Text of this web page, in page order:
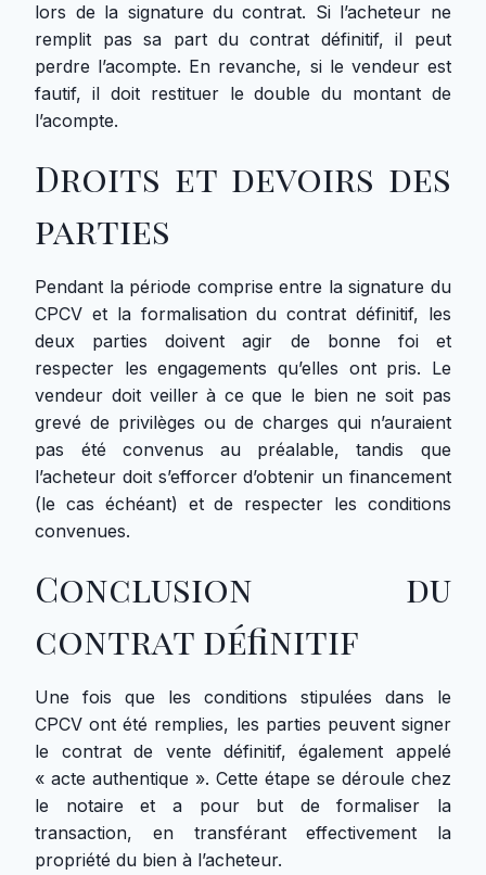
lors de la signature du contrat. Si l’acheteur ne
remplit pas sa part du contrat définitif, il peut
perdre l’acompte. En revanche, si le vendeur est
fautif, il doit restituer le double du montant de
l’acompte.
Droits et devoirs des
parties
Pendant la période comprise entre la signature du
CPCV et la formalisation du contrat définitif, les
deux parties doivent agir de bonne foi et
respecter les engagements qu’elles ont pris. Le
vendeur doit veiller à ce que le bien ne soit pas
grevé de privilèges ou de charges qui n’auraient
pas été convenus au préalable, tandis que
l’acheteur doit s’efforcer d’obtenir un financement
(le cas échéant) et de respecter les conditions
convenues.
Conclusion du
contrat définitif
Une fois que les conditions stipulées dans le
CPCV ont été remplies, les parties peuvent signer
le contrat de vente définitif, également appelé
« acte authentique ». Cette étape se déroule chez
le notaire et a pour but de formaliser la
transaction, en transférant effectivement la
propriété du bien à l’acheteur.